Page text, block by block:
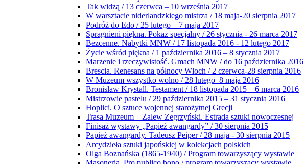
Tak widzą / 13 czerwca – 10 września 2017
W warsztacie niderlandzkiego mistrza / 18 maja-20 sierpnia 2017
Podróż do Edo / 25 lutego – 7 maja 2017
Spragnieni piękna. Pokaz specjalny / 26 stycznia - 26 marca 2017
Bezcenne. Nabytki MNW / 17 listopada 2016 - 12 lutego 2017
Życie wśród piękna / 1 października 2016 – 8 stycznia 2017
Marzenie i rzeczywistość. Gmach MNW / do 16 października 2016
Brescia. Renesans na północy Włoch / 2 czerwca-28 sierpnia 2016
W Muzeum wszystko wolno / 28 lutego–8 maja 2016
Bronisław Krystall. Testament / 18 listopada 2015 – 6 marca 2016
Mistrzowie pastelu / 29 października 2015 – 31 stycznia 2016
Hoplici. O sztuce wojennej starożytnej Grecji
Trasa Muzeum – Zalew Zegrzyński. Estrada sztuki nowoczesnej
Finisaż wystawy „Papież awangardy” / 30 sierpnia 2015
Papież awangardy. Tadeusz Peiper / 28 maja - 30 sierpnia 2015
Arcydzieła sztuki japońskiej w kolekcjach polskich
Olga Boznańska (1865-1940) / Program towarzyszący wystawie